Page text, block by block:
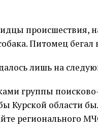
происшествия,
Питомец бегал
лишь на
группы
Курской области
регионального